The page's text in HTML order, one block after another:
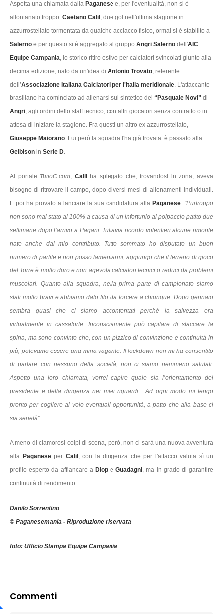
Aspetta una chiamata dalla Paganese e, per l'eventualità, non si è
allontanato troppo. Caetano Calil , due gol nell'ultima stagione in
azzurrostellato tormentata da qualche acciacco fisico, ormai si è stabilito a
Salerno e per questo si è aggregato al gruppo Angri Salerno dell'AIC
Equipe Campania, lo storico ritiro estivo per calciatori svincolati giunto alla
decima edizione, nato da un'idea di Antonio Trovato, referente
dell’Associazione Italiana Calciatori per l'Italia meridionale. L'attaccante
brasiliano ha cominciato ad allenarsi sul sintetico del “Pasquale Novi” di
Angri, agli ordini dello staff tecnico, con altri giocatori senza contratto o in
attesa di iniziare la stagione. Fra questi un altro ex azzurrostellato,
Giuseppe Maiorano. Lui però la squadra l'ha già trovata: è passato alla
Gelbison in Serie D.
Al portale TuttoC.com, Calil
ha spiegato che, trovandosi in zona, aveva
bisogno di ritrovare il campo, dopo diversi mesi di allenamenti individuali.
E poi ha provato a lanciare la sua candidatura alla Paganese: "Purtroppo
non sono mai stato al 100% a causa di un infortunio al polpaccio patito due
settimane dopo l’arrivo a Pagani. Tuttavia ricordo volentieri alcune rimonte
nate anche dal mio contributo. Tutto sommato ho disputato un buon
numero di partite e non posso lamentarmi, aggiungo che il terreno di gioco
del Torre è molto duro e non agevola calciatori tecnici o reduci da problemi
muscolari. Quanto alla squadra, nella prima parte di campionato siamo
stati molto bravi e abbiamo dato filo da torcere a chiunque. Dopo gennaio
sembra quasi che ci siamo accontentati perché la salvezza era
virtualmente in cassaforte. Inconsciamente può capitare di staccare la
spina, ma sono convinto che, con un pizzico di convinzione e continuità in
più, potevamo essere una mina vagante. Il lockdown non mi ha consentito
di parlare con nessuno della società, non ci siamo nemmeno salutati.
Aspetto una loro chiamata, vorrei capire quale sia l’orientamento del
presidente e della dirigenza nei miei riguardi. Ad ogni modo mi tengo
pronto per cogliere al volo eventuali opportunità, a patto che alla base ci
sia serietà".
A meno di clamorosi colpi di scena, però, non ci sarà una nuova avventura
alla Paganese per Calil , con la dirigenza che per l'attacco valuta sì un
profilo esperto da affiancare a DiopeGuadagni, ma in grado di garantire
continuità di rendimento.
Danilo Sorrentino
© Paganesemania - Riproduzione riservata
foto: Ufficio Stampa Equipe Campania
Commenti